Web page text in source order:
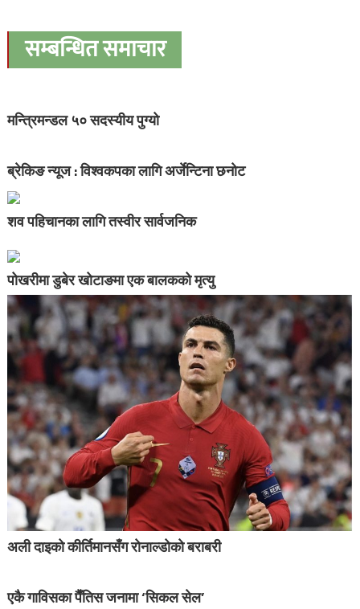
सम्बन्धित समाचार
मन्त्रिमन्डल ५० सदस्यीय पुग्यो
ब्रेकिङ न्यूज : विश्वकपका लागि अर्जेन्टिना छनोट
शव पहिचानका लागि तस्वीर सार्वजनिक
पोखरीमा डुबेर खोटाङमा एक बालकको मृत्यु
अली दाइको कीर्तिमानसँग रोनाल्डोको बराबरी
एकै गाविसका पैँतिस जनामा ‘सिकल सेल’